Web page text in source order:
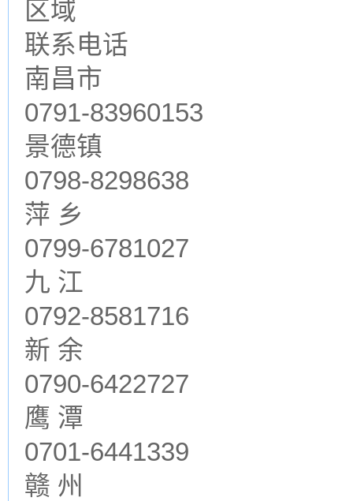
区域
联系电话
南昌市
0791-83960153
景德镇
0798-8298638
萍 乡
0799-6781027
九 江
0792-8581716
新 余
0790-6422727
鹰 潭
0701-6441339
赣 州